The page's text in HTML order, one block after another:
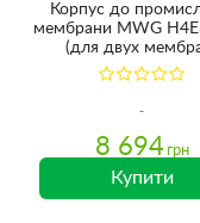
Корпус до
мембрани MWG
(для двух
8 694 грн
Купити